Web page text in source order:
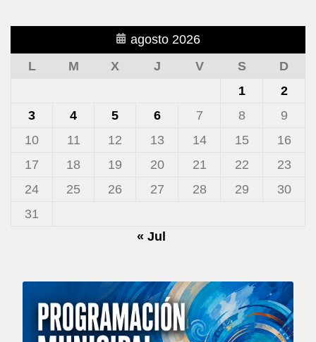
agosto 2026
L
M X J V S
D
1
2
3
4 5 6 7 8
9
10
11 12 13 14 15
16
17
18 19 20 21 22
23
24
25 26 27 28 29
30
31
« Jul